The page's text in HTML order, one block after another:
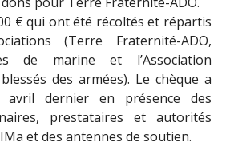
€ qui ont été récoltés et répartis
(Terre Fraternité-ADO,
de marine et l’Association
des armées). Le chèque a
dernier en présence des
prestataires et autorités
et des antennes de soutien.